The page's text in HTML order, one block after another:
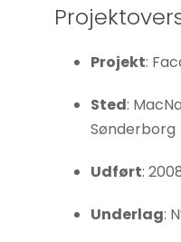
Projekt:
Sted:
Sønderborg
Udført:
Underlag:
hjemmesiden
Statistikker
For at vi kan
funktionalitet